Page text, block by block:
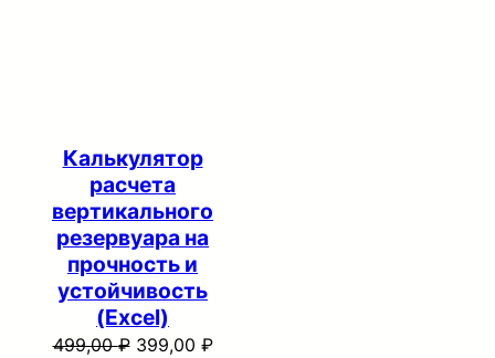
Калькулятор
расчета
вертикального
резервуара на
прочность и
устойчивость
(Excel)
499,00₽ Первоначальная
399,00 ₽Текущая